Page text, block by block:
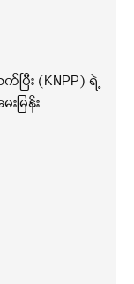
ြီး (KNPP) ရဲ့
ြန်း